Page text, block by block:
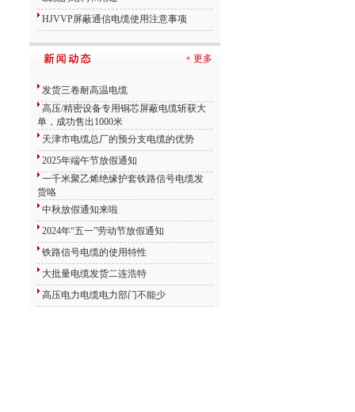
HJVVP屏蔽通信电缆使用注意事项
+ 更多
发货三卷耐高温电缆
高压/精密设备专用铜芯屏蔽电缆斩获大
单，成功售出1000米
天津市电缆总厂的预分支电缆的优势
2025年端午节放假通知
一千米聚乙烯绝缘护套铁路信号电缆发
货咯
中秋放假通知来啦
2024年“五一”劳动节放假通知
铁路信号电缆的使用特性
大批量电缆发货二连浩特
高压电力电缆电力部门不能少